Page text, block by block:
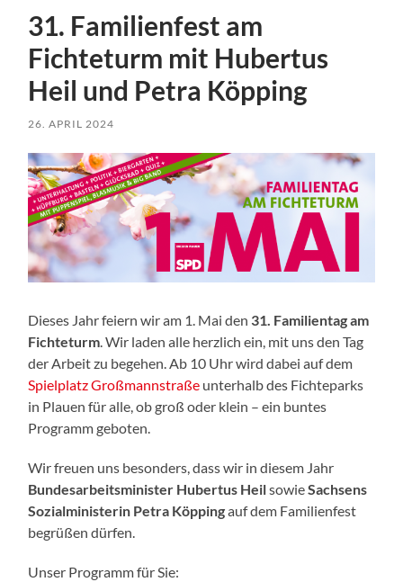
31. Familienfest am
Fichteturm mit Hubertus
Heil und Petra Köpping
26. APRIL 2024
Dieses Jahr feiern wir am 1. Mai den 31. Familientag am
Fichteturm. Wir laden alle herzlich ein, mit uns den Tag
der Arbeit zu begehen. Ab 10 Uhr wird dabei auf dem
Spielplatz Großmannstraße unterhalb des Fichteparks
in Plauen für alle, ob groß oder klein – ein buntes
Programm geboten.
Wir freuen uns besonders, dass wir in diesem Jahr
Bundesarbeitsminister Hubertus HeilsowieSachsens
Sozialministerin Petra Köppingauf dem Familienfest
begrüßen dürfen.
Unser Programm für Sie: